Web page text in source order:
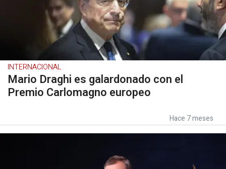
INTERNACIONAL
Mario Draghi es galardonado con el
Premio Carlomagno europeo
Hace 7 meses